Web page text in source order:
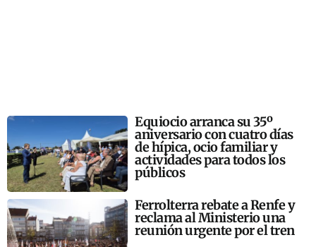
Equiocio arranca su 35º
aniversario con cuatro días
de hípica, ocio familiar y
actividades para todos los
públicos
Ferrolterra rebate a Renfe y
reclama al Ministerio una
reunión urgente por el tren